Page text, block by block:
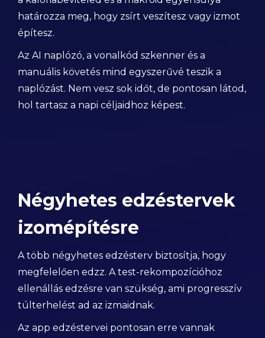
határozza meg, hogy zsírt veszítesz vagy izmot
építesz.
Az AI naplózó, a vonalkód szkenner és a
manuális követés mind egyszerűvé teszik a
naplózást. Nem vesz sok időt, de pontosan látod,
hol tartasz a napi céljaidhoz képest.
Négyhetes edzéstervek
izomépítésre
A több négyhetes edzésterv biztosítja, hogy
megfelelően edzz. A test-rekompozícióhoz
ellenállás edzésre van szükség, ami progresszív
túlterhelést ad az izmaidnak.
Az app edzéstervei pontosan erre vannak